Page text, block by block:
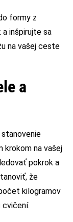
formy z
inšpirujte sa
na vašej ceste
a
krokom na vašej
pokrok a
že
kilogramov